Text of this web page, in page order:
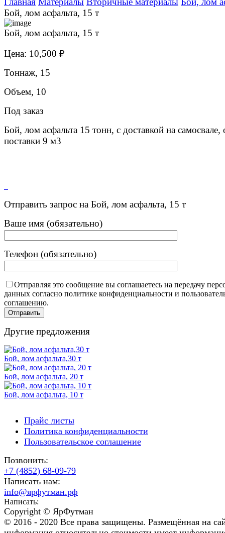
Бой, лом асфальта, 15 т
Бой, лом асфальта, 15 т
Цена: 10,500 ₽
Тоннаж, 15
Объем, 10
Под заказ
Бой, лом асфальта 15 тонн, с доставкой на самосвале,
поставки 9 м3
Отправить запрос на Бой, лом асфальта, 15 т
Ваше имя (обязательно)
Телефон (обязательно)
Отправляя это сообщение вы соглашаетесь на передачу
данных согласно политике конфиденциальности и
соглашению.
Другие предложения
Бой, лом асфальта,30 т
Бой, лом асфальта, 20 т
Бой, лом асфальта, 10 т
Прайс листы
Политика конфиденциальности
Пользовательское соглашение
Позвонить:
+7 (4852) 68-09-79
Написать нам:
info@ярфутман.рф
Написать:
Copyright © ЯрФутман
© 2016 - 2020 Все права защищены. Размещённая на